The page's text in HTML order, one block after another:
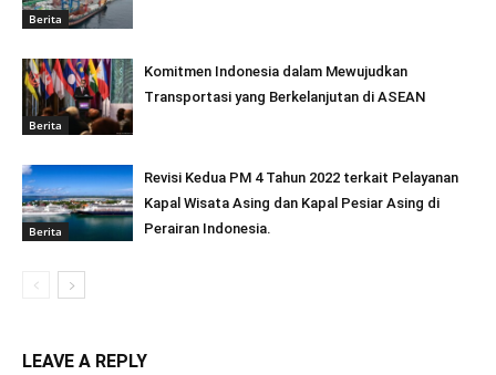
Berita
Berita
Komitmen Indonesia dalam Mewujudkan
Transportasi yang Berkelanjutan di ASEAN
Berita
Revisi Kedua PM 4 Tahun 2022 terkait Pelayanan
Kapal Wisata Asing dan Kapal Pesiar Asing di
Perairan Indonesia.
LEAVE A REPLY